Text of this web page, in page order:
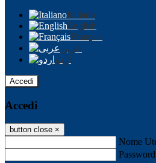
Italiano
English
Français
عربى
اردو
Accedi
Accedi
button close ×
Nome
Password